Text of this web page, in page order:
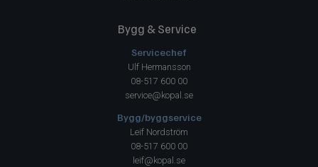
Bygg & Service
Servicechef
Ulf Hermansson
08-517 600 00
service@kopal.se
Bygg/byggservice
Leif Nordström
08-517 600 00
leif@kopal.se